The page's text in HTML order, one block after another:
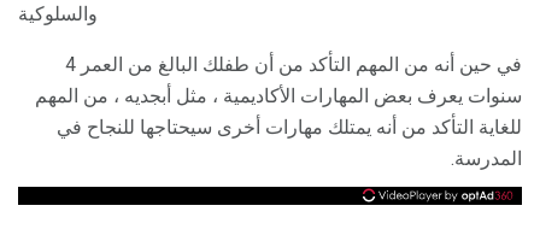
والسلوكية
في حين أنه من المهم التأكد من أن طفلك البالغ من العمر 4
سنوات يعرف بعض المهارات الأكاديمية ، مثل أبجديه ، من المهم
للغاية التأكد من أنه يمتلك مهارات أخرى سيحتاجها للنجاح في
المدرسة.